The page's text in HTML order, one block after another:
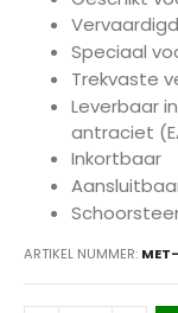
gallerij
Speciaal
Trekvaste
Leverbaar
antraciet
Inkortbaar
ARTIKEL NUMMER